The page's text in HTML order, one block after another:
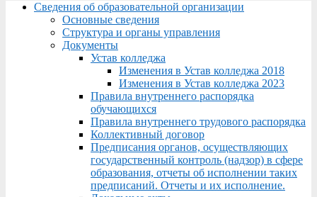
Menu
Сведения об образовательной организации
Основные сведения
Структура и органы управления
Документы
Устав колледжа
Изменения в Устав колледжа 2018
Изменения в Устав колледжа 2023
Правила внутреннего распорядка
обучающихся
Правила внутреннего трудового распорядка
Коллективный договор
Предписания органов, осуществляющих
государственный контроль (надзор) в сфере
образования, отчеты об исполнении таких
предписаний. Отчеты и их исполнение.